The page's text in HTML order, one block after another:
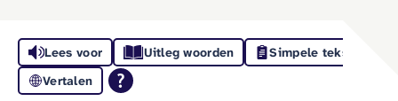
Lees voor Uitleg woorden
Simpele tekst
Vertalen